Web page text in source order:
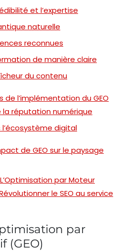
et l’expertise
naturelle
reconnues
de manière claire
du contenu
de l’implémentation du GEO
la réputation numérique
l’écosystème digital
de GEO sur le paysage
par Moteur
le SEO au service
par
(GEO)